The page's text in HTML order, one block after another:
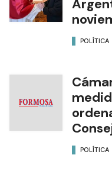
POLÍTICA
POLÍTICA